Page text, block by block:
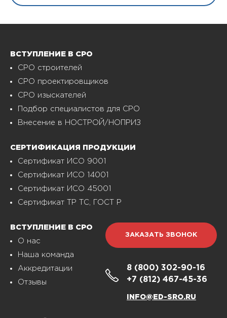
ВСТУПЛЕНИЕ В СРО
СРО строителей
СРО проектировщиков
СРО изыскателей
Подбор специалистов для СРО
Внесение в НОСТРОЙ/НОПРИЗ
СЕРТИФИКАЦИЯ ПРОДУКЦИИ
Сертификат ИСО 9001
Сертификат ИСО 14001
Сертификат ИСО 45001
Сертификат ТР ТС, ГОСТ Р
ВСТУПЛЕНИЕ В СРО
О нас
Наша команда
Аккредитации
Отзывы
ЗАКАЗАТЬ ЗВОНОК
8 (800) 302-90-16
+7 (812) 467-45-36
INFO@ED-SRO.RU